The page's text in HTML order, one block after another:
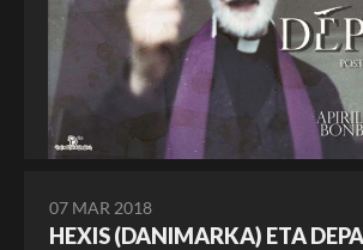
07 MAR 2018
HEXIS (DANIMARKA) ETA